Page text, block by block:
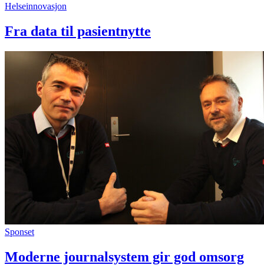
Helseinnovasjon
Fra data til pasientnytte
Sponset
Moderne journalsystem gir god omsorg